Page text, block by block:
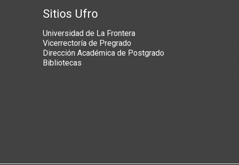
Sitios Ufro
Universidad de La Frontera
Vicerrectoría de Pregrado
Dirección Académica de Postgrado
Bibliotecas